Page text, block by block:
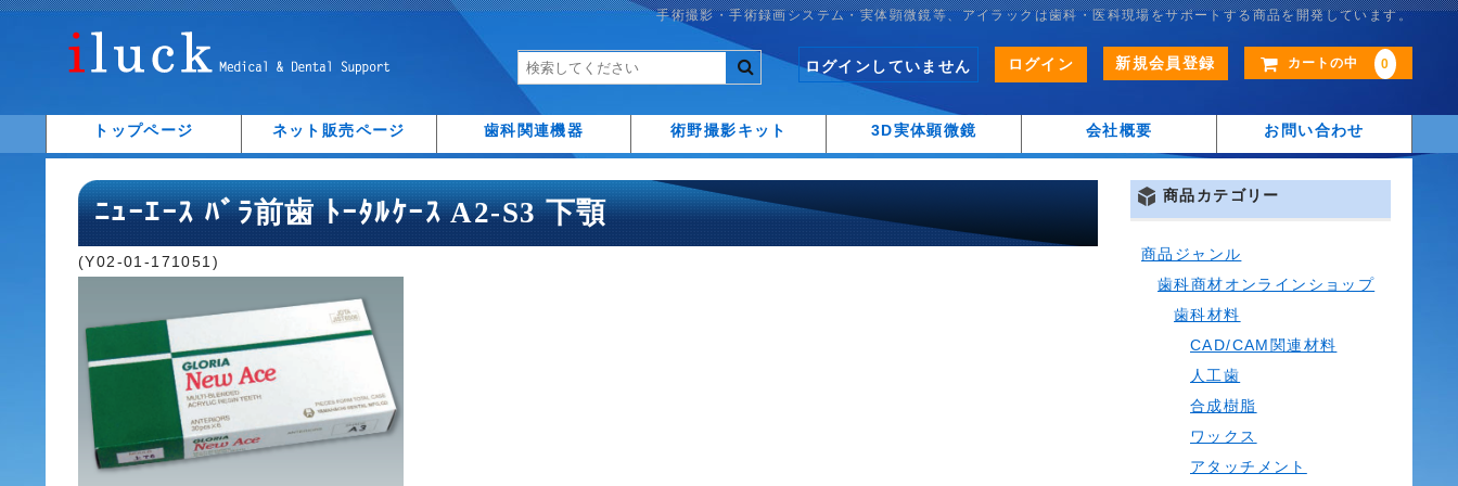
手術撮影・手術録画システム・実体顕微鏡等、アイラックは歯科・医科現場をサポートする商品を開発しています。
カートの中 0
ログインしていません ログイン 新規会員登録
トップページ ネット販売ページ 歯科関連機器 術野撮影キット 3D実体顕微鏡 会社概要 お問い合わせ
ﾆｭｰｴｰｽ ﾊﾞﾗ前歯 ﾄｰﾀﾙｹｰｽ A2-S3 下顎
(Y02-01-171051)
商品カテゴリー
商品ジャンル
歯科商材オンラインショップ
歯科材料
CAD/CAM関連材料
人工歯
合成樹脂
ワックス
アタッチメント